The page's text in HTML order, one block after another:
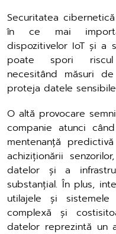
Securitatea
în ce mai
dispozitivelor IoT și a
poate spori riscul
necesitând măsuri
proteja datele
O altă provocare
companie atunci
mentenanță
achiziționării
datelor și a
substanțial. În plus,
utilajele și
complexă și
datelor reprezintă un